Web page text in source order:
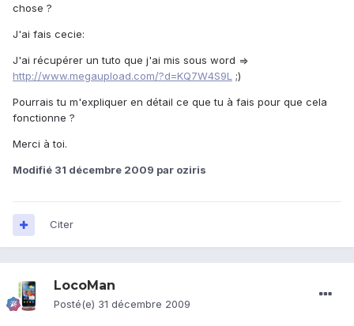
chose ?
J'ai fais cecie:
J'ai récupérer un tuto que j'ai mis sous word =>
http://www.megaupload.com/?d=KQ7W4S9L ;)
Pourrais tu m'expliquer en détail ce que tu à fais pour que cela
fonctionne ?
Merci à toi.
Modifié 31 décembre 2009 par oziris
Citer
LocoMan
Posté(e) 31 décembre 2009